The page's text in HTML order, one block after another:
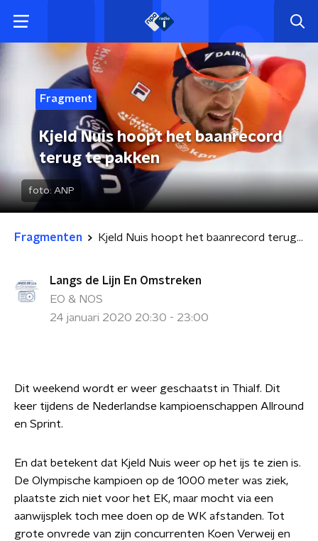
Fragment
Kjeld Nuis hoopt het baanrecord
terug te pakken
foto: ANP
Fragmenten Kjeld Nuis hoopt het baanrecord terug te pakken
Langs de Lijn En Omstreken
EO & NOS
24 januari 2020 20:30 - 23:00
Dit weekend wordt er weer geschaatst in Thialf. Dit
keer tijdens de Nederlandse kampioenschappen Allround
en Sprint.
En dat betekent dat Kjeld Nuis weer op het ijs te zien is.
De Olympische kampioen op de 1000 meter was ziek,
plaatste zich niet voor het EK, maar mocht via een
aanwijsplek toch mee doen op de WK afstanden. Tot
grote onvrede van zijn concurrenten Koen Verweij en